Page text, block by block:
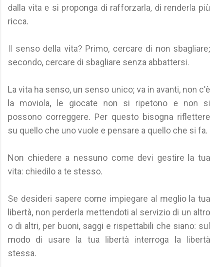
dalla vita e si proponga di rafforzarla, di renderla più
ricca.
Il senso della vita? Primo, cercare di non sbagliare;
secondo, cercare di sbagliare senza abbattersi.
La vita ha senso, un senso unico; va in avanti, non c'è
la moviola, le giocate non si ripetono e non si
possono correggere. Per questo bisogna riflettere
su quello che uno vuole e pensare a quello che si fa.
Non chiedere a nessuno come devi gestire la tua
vita: chiedilo a te stesso.
Se desideri sapere come impiegare al meglio la tua
libertà, non perderla mettendoti al servizio di un altro
o di altri, per buoni, saggi e rispettabili che siano: sul
modo di usare la tua libertà interroga la libertà
stessa.